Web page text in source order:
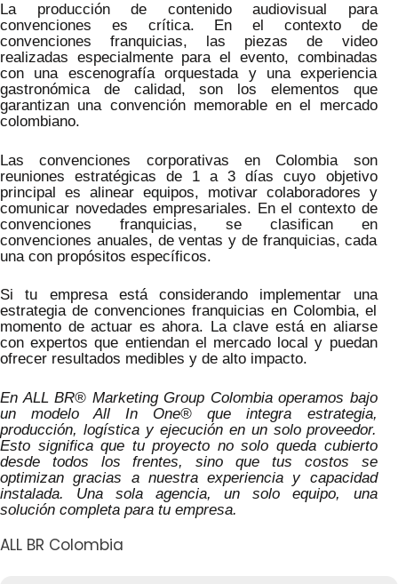
La producción de contenido audiovisual para
convenciones es crítica. En el contexto de
convenciones franquicias, las piezas de video
realizadas especialmente para el evento, combinadas
con una escenografía orquestada y una experiencia
gastronómica de calidad, son los elementos que
garantizan una convención memorable en el mercado
colombiano.
Las convenciones corporativas en Colombia son
reuniones estratégicas de 1 a 3 días cuyo objetivo
principal es alinear equipos, motivar colaboradores y
comunicar novedades empresariales. En el contexto de
convenciones franquicias, se clasifican en
convenciones anuales, de ventas y de franquicias, cada
una con propósitos específicos.
Si tu empresa está considerando implementar una
estrategia de convenciones franquicias en Colombia, el
momento de actuar es ahora. La clave está en aliarse
con expertos que entiendan el mercado local y puedan
ofrecer resultados medibles y de alto impacto.
En ALL BR® Marketing Group Colombia operamos bajo
un modelo All In One® que integra estrategia,
producción, logística y ejecución en un solo proveedor.
Esto significa que tu proyecto no solo queda cubierto
desde todos los frentes, sino que tus costos se
optimizan gracias a nuestra experiencia y capacidad
instalada. Una sola agencia, un solo equipo, una
solución completa para tu empresa.
ALL BR Colombia